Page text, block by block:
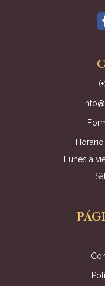
Lunes a